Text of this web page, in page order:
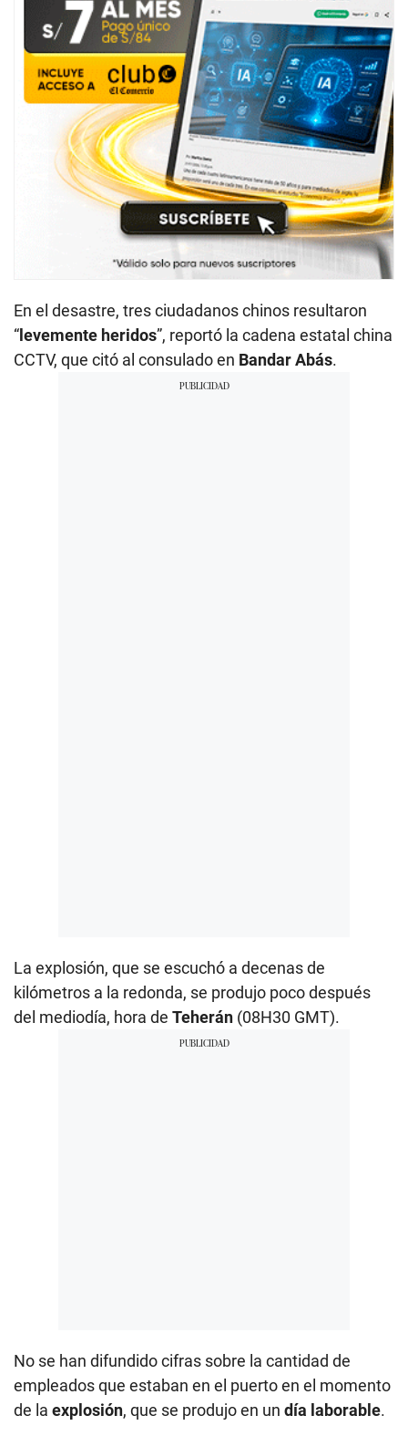
En el desastre, tres ciudadanos chinos resultaron
“ levemente heridos”, reportó la cadena estatal china
CCTV, que citó al consulado en Bandar Abás.
La explosión, que se escuchó a decenas de
kilómetros a la redonda, se produjo poco después
del mediodía, hora de Teherán (08H30 GMT).
No se han difundido cifras sobre la cantidad de
empleados que estaban en el puerto en el momento
de la explosión, que se produjo en un día laborable.